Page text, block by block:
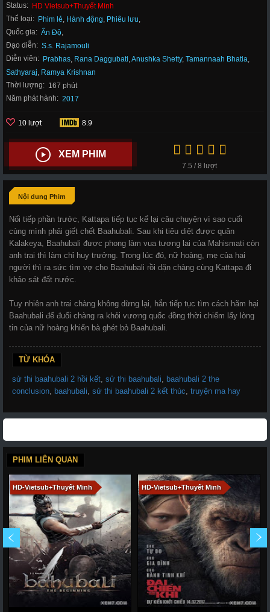
Status: HD Vietsub+Thuyết Minh
Thể loại: Phim lẻ, Hành động, Phiêu lưu,
Quốc gia: Ấn Độ,
Đạo diễn: S.s. Rajamouli
Diễn viên: Prabhas, Rana Daggubati,Anushka Shetty, Tamannaah Bhatia,
Sathyaraj, Ramya Krishnan
Thời lượng: 167 phút
Năm phát hành: 2017
10 lượt 8.9
XEM PHIM
7.5 / 8 lượt
Nội dung Phim
Nối tiếp phần trước, Kattapa tiếp tục kể lại câu chuyện vì sao cuối
cùng mình phải giết chết Baahubali. Sau khi tiêu diệt được quân
Kalakeya, Baahubali được phong làm vua tương lai của Mahismati còn
anh trai thì làm chỉ huy trưởng. Trong lúc đó, nữ hoàng, mẹ của hai
người thì ra sức tìm vợ cho Baahubali rồi dặn chàng cùng Kattapa đi
khảo sát đất nước.
Tuy nhiên anh trai chàng không dừng lại, hắn tiếp tục tìm cách hãm hại
Baahubali để đuổi chàng ra khỏi vương quốc đồng thời chiếm lấy lòng
tin của nữ hoàng khiến bà ghét bỏ Baahubali.
TỪ KHÓA
sử thi baahubali 2 hồi kết, sử thi baahubali, baahubali 2 the
conclusion, baahubali, sử thi baahubali 2 kết thúc, truyện ma hay
PHIM LIÊN QUAN
HD-Vietsub+Thuyết Minh HD-Vietsub+Thuyết Minh